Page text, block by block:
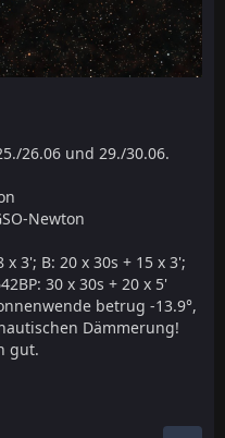
26.06 und 29./30.06.
Newton
x 3'; B: 20 x 30s + 15 x 3';
30 x 30s + 20 x 5'
betrug -13.9°,
Dämmerung!
gut.